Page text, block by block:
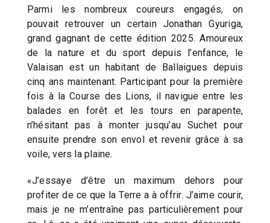
Parmi les nombreux coureurs engagés, on
pouvait retrouver un certain Jonathan Gyuriga,
grand gagnant de cette édition 2025. Amoureux
de la nature et du sport depuis l’enfance, le
Valaisan est un habitant de Ballaigues depuis
cinq ans maintenant. Participant pour la première
fois à la Course des Lions, il navigue entre les
balades en forêt et les tours en parapente,
n’hésitant pas à monter jusqu’au Suchet pour
ensuite prendre son envol et revenir grâce à sa
voile, vers la plaine.
«J’essaye d’être un maximum dehors pour
profiter de ce que la Terre a à offrir. J’aime courir,
mais je ne m’entraîne pas particulièrement pour